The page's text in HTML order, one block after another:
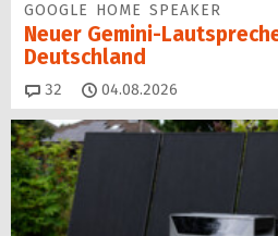
GOOGLE HOME SPEAKER
Neuer Gemini-
Deutschland
32 Kommentare
04.08.2026